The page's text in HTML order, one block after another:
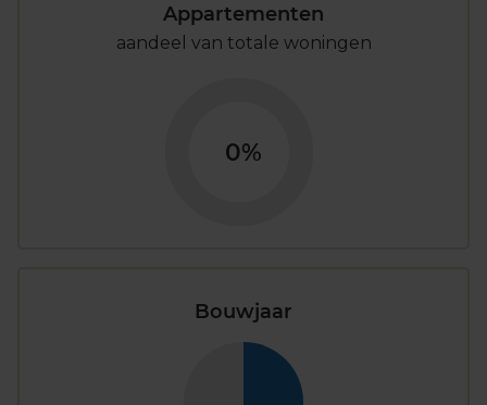
Appartementen
aandeel van totale woningen
0%
Bouwjaar